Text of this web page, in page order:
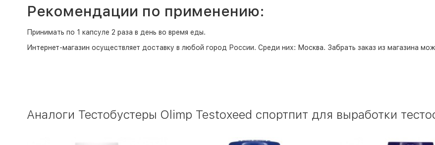
Рекомендации по применению:
Принимать по 1 капсуле 2 раза в день во время еды.
Интернет-магазин осуществляет доставку в любой город России. Среди них: Москва. Забрать заказ из магазина
Аналоги Тестобустеры Olimp Testoxeed спортпит для выработки